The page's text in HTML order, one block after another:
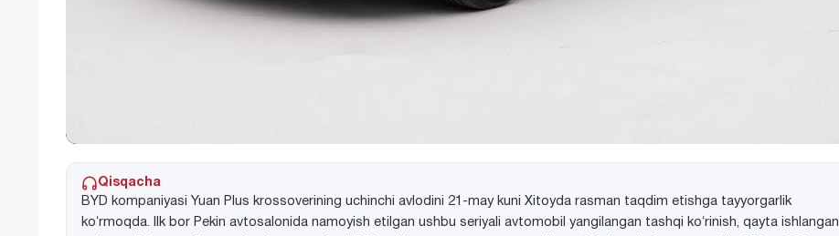
Qisqacha
BYD kompaniyasi Yuan Plus krossoverining uchinchi avlodini 21-may kuni Xitoyda rasman taqdim etishga tayyorgarlik
koʻrmoqda. Ilk bor Pekin avtosalonida namoyish etilgan ushbu seriyali avtomobil yangilangan tashqi koʻrinish, qayta ishlangan